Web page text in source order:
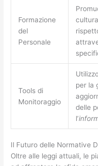
Formazione
del
Personale
Tools di
Monitoraggio
per la
delle
l’
Il Futuro delle Normative
Oltre alle leggi attuali, le